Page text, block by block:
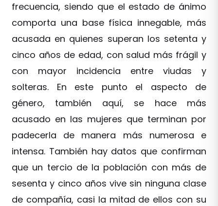
frecuencia, siendo que el estado de ánimo
comporta una base física innegable, más
acusada en quienes superan los setenta y
cinco años de edad, con salud más frágil y
con mayor incidencia entre viudas y
solteras. En este punto el aspecto de
género, también aquí, se hace más
acusado en las mujeres que terminan por
padecerla de manera más numerosa e
intensa. También hay datos que confirman
que un tercio de la población con más de
sesenta y cinco años vive sin ninguna clase
de compañía, casi la mitad de ellos con su